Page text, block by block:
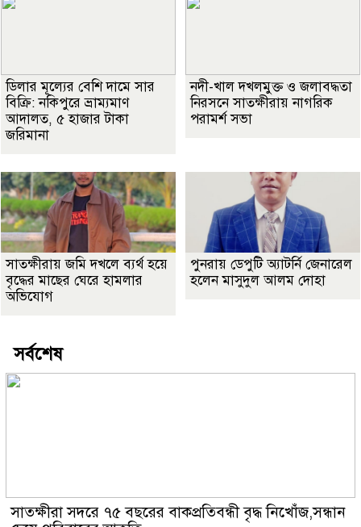
ডিলার মূল্যের বেশি দামে সার
বিক্রি: নকিপুরে ভ্রাম্যমাণ
আদালত, ৫ হাজার টাকা
জরিমানা
নদী-খাল দখলমুক্ত ও জলাবদ্ধতা
নিরসনে সাতক্ষীরায় নাগরিক
পরামর্শ সভা
সাতক্ষীরায় জমি দখলে ব্যর্থ হয়ে
বৃদ্ধের মাছের ঘেরে হামলার
অভিযোগ
পুনরায় ডেপুটি অ্যাটর্নি জেনারেল
হলেন মাসুদুল আলম দোহা
সর্বশেষ
সাতক্ষীরা সদরে ৭৫ বছরের বাকপ্রতিবন্ধী বৃদ্ধ নিখোঁজ,সন্ধান